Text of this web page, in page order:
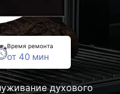
Время ремонта
от 40 мин
духового